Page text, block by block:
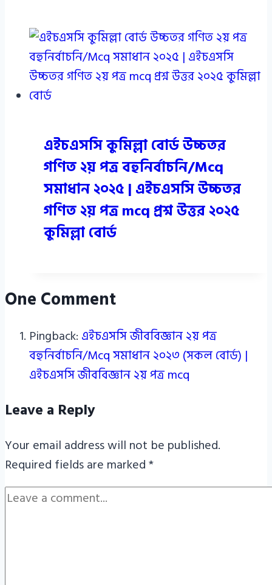
এইচএসসি কুমিল্লা বোর্ড উচ্চতর
গণিত ২য় পত্র বহুনির্বাচনি/Mcq
সমাধান ২০২৫ | এইচএসসি উচ্চতর
গণিত ২য় পত্র mcq প্রশ্ন উত্তর ২০২৫
কুমিল্লা বোর্ড
One Comment
Pingback: এইচএসসি জীববিজ্ঞান ২য় পত্র
বহুনির্বাচনি/Mcq সমাধান ২০২৩ (সকল বোর্ড) |
এইচএসসি জীববিজ্ঞান ২য় পত্র mcq
Leave a Reply
Your email address will not be published.
Required fields are marked*